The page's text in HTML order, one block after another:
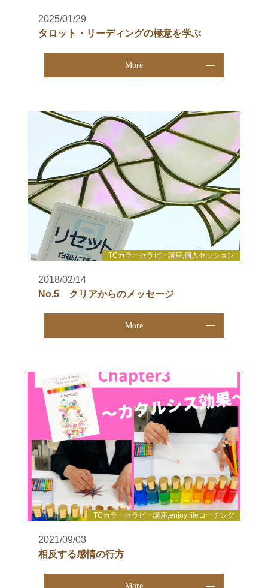
2025/01/29
タロット・リーディングの極意を学ぶ
More
TCカラーセラピー講座,個人セッション
2018/02/14
No.5 クリアからのメッセージ
More
TCカラーセラピー講座,enjoy lifeコーチング
2021/09/03
相反する感情の行方
More